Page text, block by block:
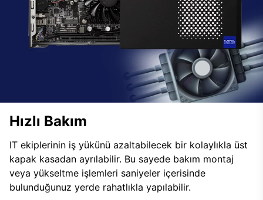
Hızlı Bakım
IT ekiplerinin iş yükünü azaltabilecek bir kolaylıkla üst
kapak kasadan ayrılabilir. Bu sayede bakım montaj
veya yükseltme işlemleri saniyeler içerisinde
bulunduğunuz yerde rahatlıkla yapılabilir.